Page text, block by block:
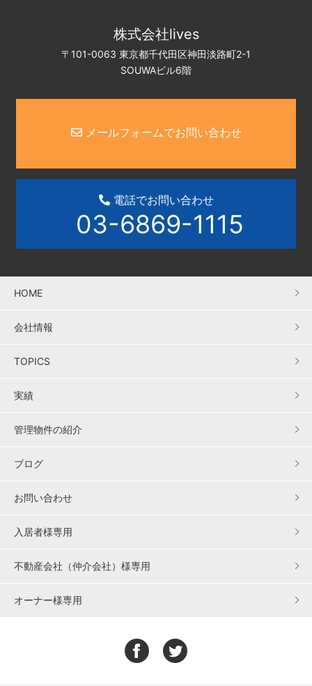
株式会社lives
〒101-0063 東京都千代田区神田淡路町2-1
SOUWAビル6階
メールフォームでお問い合わせ
電話でお問い合わせ
03-6869-1115
HOME
会社情報
TOPICS
実績
管理物件の紹介
ブログ
お問い合わせ
入居者様専用
不動産会社（仲介会社）様専用
オーナー様専用